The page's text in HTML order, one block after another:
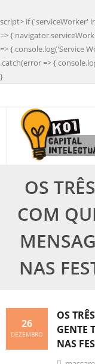
script> if ('serviceWorker'
=> {
=> { console.log('Service
.catch(error => {
}
OS
COM
NAS
OS
GENTE
NAS
26
DEZEMBRO